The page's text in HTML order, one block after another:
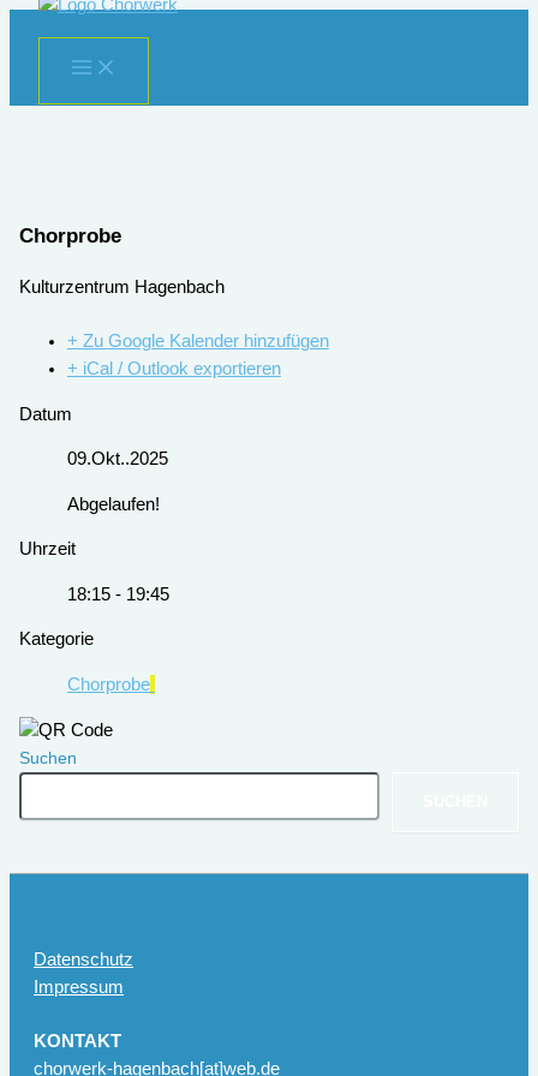
springen
Chorprobe
Kulturzentrum Hagenbach
+ Zu Google Kalender hinzufügen
+ iCal / Outlook exportieren
Datum
09.Okt..2025
Abgelaufen!
Uhrzeit
18:15 - 19:45
Kategorie
Chorprobe
Suchen
Datenschutz
Impressum
KONTAKT
chorwerk-hagenbach[at]web.de